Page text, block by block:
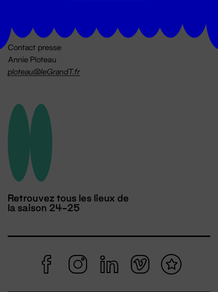
Contact presse
Annie Ploteau
ploteau@leGrandT.fr
Retrouvez tous les lieux de
la saison 24-25